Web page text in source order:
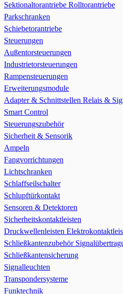
Sektionaltorantriebe Rolltorantriebe
Parkschranken
Schiebetorantriebe
Steuerungen
Außentorsteuerungen
Industrietorsteuerungen
Rampensteuerungen
Erweiterungsmodule
Adapter & Schnittstellen Relais &
Smart Control
Steuerungszubehör
Sicherheit & Sensorik
Ampeln
Fangvorrichtungen
Lichtschranken
Schlaffseilschalter
Schlupftürkontakt
Sensoren & Detektoren
Sicherheitskontaktleisten
Druckwellenleisten
Schließkantenzubehör
Schließkantensicherung
Signalleuchten
Transpondersysteme
Funktechnik